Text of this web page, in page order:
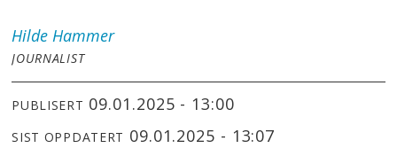
Hilde Hammer
JOURNALIST
PUBLISERT 09.01.2025 - 13:00
SIST OPPDATERT 09.01.2025 - 13:07